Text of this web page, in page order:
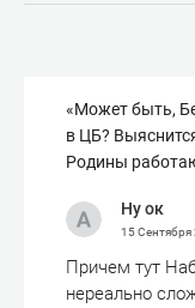
«Может быть,
в ЦБ?
Родины
Ну ок
15 Сентября
Причем тут
нереально